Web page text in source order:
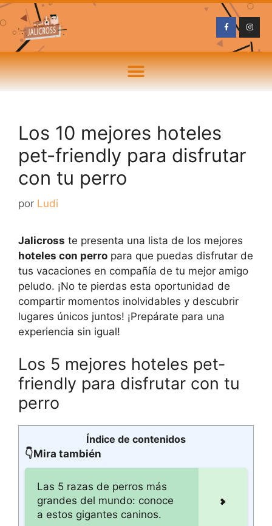
Los 10 mejores hoteles
pet-friendly para disfrutar
con tu perro
por Ludi
Jalicross te presenta una lista de los mejores
hoteles con perro para que puedas disfrutar de
tus vacaciones en compañía de tu mejor amigo
peludo. ¡No te pierdas esta oportunidad de
compartir momentos inolvidables y descubrir
lugares únicos juntos! ¡Prepárate para una
experiencia sin igual!
Los 5 mejores hoteles pet-
friendly para disfrutar con tu
perro
Índice de contenidos
👇Mira también
Las 5 razas de perros más
grandes del mundo: conoce
a estos gigantes caninos.